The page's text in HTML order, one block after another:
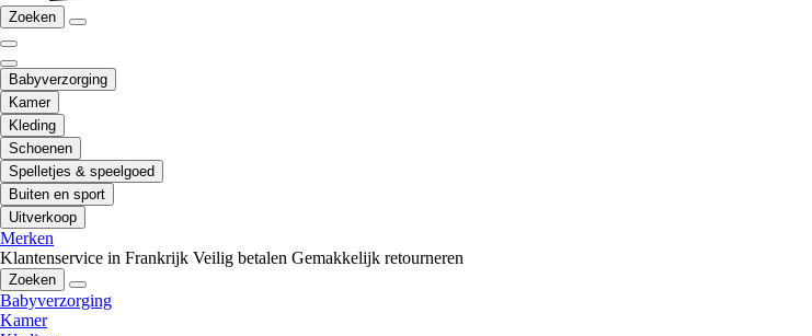
Zoeken
Babyverzorging
Kamer
Kleding
Schoenen
Spelletjes & speelgoed
Buiten en sport
Uitverkoop
Merken
Klantenservice in Frankrijk Veilig betalen Gemakkelijk retourneren
Zoeken
Babyverzorging
Kamer